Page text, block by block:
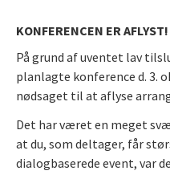
KONFERENCEN ER AFLYST!
På grund af uventet lav
planlagte konference d. 3.
nødsaget til at aflyse
Det har været en meget
at du, som deltager, får
dialogbaserede event, var